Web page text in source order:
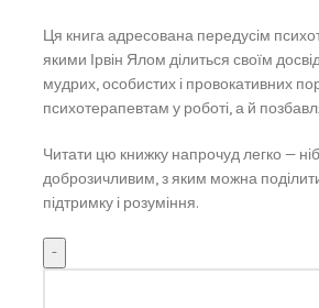
Ця книга адресована передусім
якими Ірвін Ялом ділиться своїм
мудрих, особистих і провокативних
психотерапевтам у роботі, а й
Читати цю книжку напрочуд легко —
доброзичливим, з яким можна
підтримку і розуміння.